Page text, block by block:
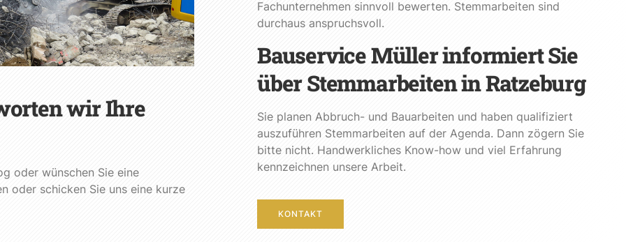
wir Ihre
oder wünschen Sie eine
oder schicken Sie uns eine kurze
Fachunternehmen sinnvoll bewerten. Stemmarbeiten sind
durchaus anspruchsvoll.
Bauservice Müller informiert Sie
über Stemmarbeiten in Ratzeburg
Sie planen Abbruch- und Bauarbeiten und haben qualifiziert
auszuführen Stemmarbeiten auf der Agenda. Dann zögern Sie
bitte nicht. Handwerkliches Know-how und viel Erfahrung
kennzeichnen unsere Arbeit.
KONTAKT